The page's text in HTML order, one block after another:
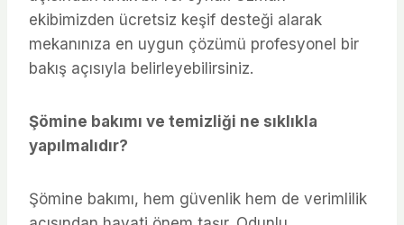
ekibimizden ücretsiz keşif desteği alarak
mekanınıza en uygun çözümü profesyonel bir
bakış açısıyla belirleyebilirsiniz.
Şömine bakımı ve temizliği ne sıklıkla
yapılmalıdır?
Şömine bakımı, hem güvenlik hem de verimlilik